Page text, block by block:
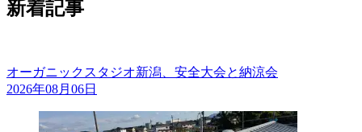
新着記事
オーガニックスタジオ新潟、安全大会と納涼会
2026年08月06日